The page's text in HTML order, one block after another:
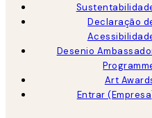
Declaração
Desenio
Art
Entrar